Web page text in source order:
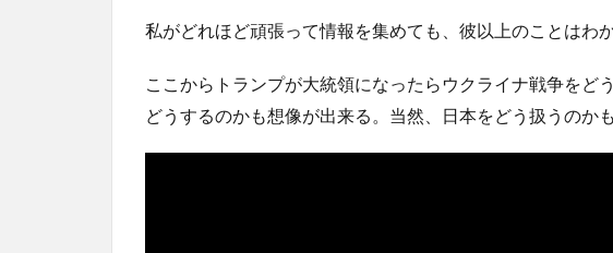
私がどれほど頑張って情報を集めても、彼以上のことはわ
ここからトランプが大統領になったらウクライナ戦争をど
どうするのかも想像が出来る。当然、日本をどう扱うのかも